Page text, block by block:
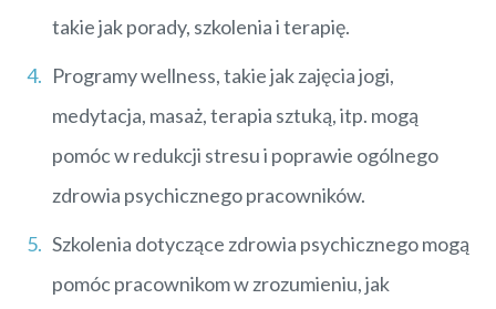
takie jak porady, szkolenia i terapię.
Programy wellness, takie jak zajęcia jogi,
medytacja, masaż, terapia sztuką, itp. mogą
pomóc w redukcji stresu i poprawie ogólnego
zdrowia psychicznego pracowników.
Szkolenia dotyczące zdrowia psychicznego mogą
pomóc pracownikom w zrozumieniu, jak